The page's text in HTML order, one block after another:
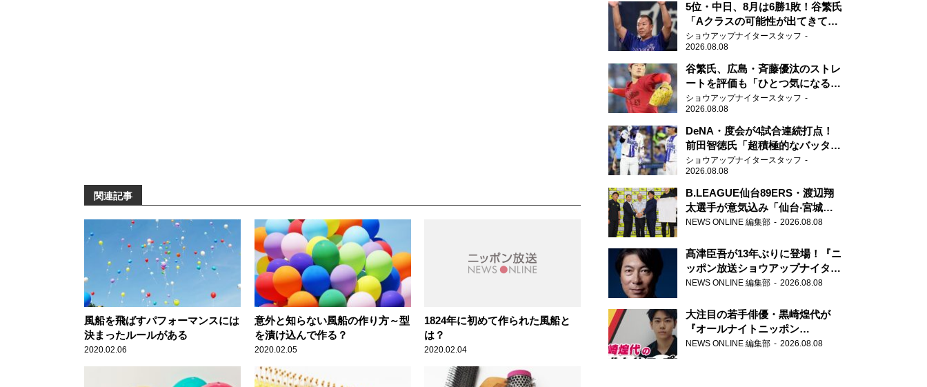
関連記事
風船を飛ばすパフォーマンスには
決まったルールがある
2020.02.06
意外と知らない風船の作り方～型
を漬け込んで作る？
2020.02.05
1824年に初めて作られた風船と
は？
2020.02.04
5位・中日、8月は6勝1敗！谷繁氏
「Aクラスの可能性が出てきてい
ますね」
ショウアップナイタースタッフ
2026.08.08
谷繁氏、広島・斉藤優汰のストレ
ートを評価も「ひとつ気になるこ
とが…」
ショウアップナイタースタッフ
2026.08.08
DeNA・度会が4試合連続打点！
前田智徳氏「超積極的なバッター
はチャンスに強い」
ショウアップナイタースタッフ
2026.08.08
B.LEAGUE仙台89ERS・渡辺翔
太選手が意気込み「仙台‧宮城を
さらに盛り上げていきたいです」
NEWS ONLINE 編集部 2026.08.08
髙津臣吾が13年ぶりに登場！『ニ
ッポン放送ショウアップナイタ
ー』
NEWS ONLINE 編集部 2026.08.08
大注目の若手俳優・黒崎煌代が
『オールナイトニッポン
0(ZERO)』に初登場「今からとて
NEWS ONLINE 編集部 2026.08.08